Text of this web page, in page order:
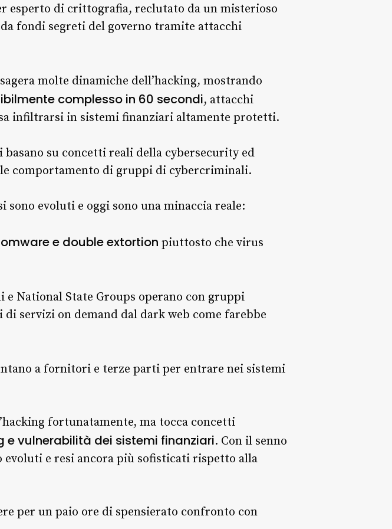
esperto di crittografia, reclutato da un misterioso
fondi segreti del governo tramite attacchi
molte dinamiche dell’hacking, mostrando
complesso in 60 secondi, attacchi
infiltrarsi in sistemi finanziari altamente protetti.
su concetti reali della cybersecurity ed
comportamento di gruppi di cybercriminali.
evoluti e oggi sono una minaccia reale:
e double extortion piuttosto che virus
e National State Groups operano con gruppi
servizi on demand dal dark web come farebbe
a fornitori e terze parti per entrare nei sistemi
fortunatamente, ma tocca concetti
e vulnerabilità dei sistemi finanziari. Con il senno
evoluti e resi ancora più sofisticati rispetto alla
per un paio ore di spensierato confronto con